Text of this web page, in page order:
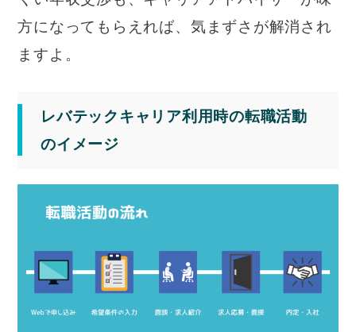
方になってもらえれば、気まずさが解消され
ますよ。
レバテックキャリア利用時の転職活動
のイメージ